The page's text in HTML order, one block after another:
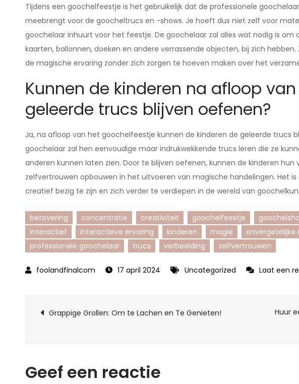
Tijdens een goochelfeestje is het gebruikelijk dat de professionele
meebrengt voor de goocheltrucs en -shows. Je hoeft dus niet zelf voor
goochelaar inhuurt voor het feestje. De goochelaar zal alles wat nodig is
kaarten, ballonnen, doeken en andere verrassende objecten, bij zich
de magische ervaring zonder zich zorgen te hoeven maken over het
Kunnen de kinderen na afloop
geleerde trucs blijven oefenen?
Ja, na afloop van het goochelfeestje kunnen de kinderen de geleerde trucs
goochelaar zal hen eenvoudige maar indrukwekkende trucs leren die ze
anderen kunnen laten zien. Door te blijven oefenen, kunnen de kinderen
zelfvertrouwen opbouwen in het uitvoeren van magische handelingen. Het
creatief bezig te zijn en zich verder te verdiepen in de wereld van
betovering concentratie creativiteit goochelfeestje
interactief
interactieve ervaring kinderen magie
professionele goochelaar
trucs verbeelding zelfvertrouwen
17 april 2024 Uncategorized Laat een
Berichtnavigatie
Grappige Grollen: Om te Lachen en Te Genieten!
Huur
Geef een reactie